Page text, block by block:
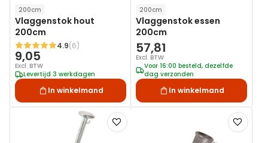
200cm
Vlaggenstok hout
200cm
Waardering:4.9(6)
9,05
Excl. BTW
Levertijd 3 werkdagen
In winkelmand
200cm
Vlaggenstok essen
200cm
57,81
Excl. BTW
Voor 16:00 besteld, dezelfde
dag verzonden
In winkelmand
Voeg
toe
Voeg
toe